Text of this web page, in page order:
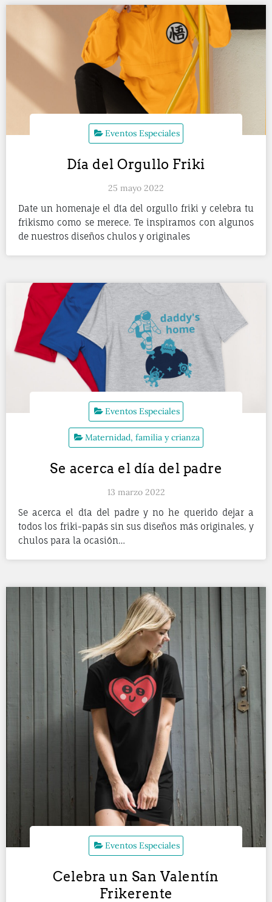
Eventos Especiales
Día del Orgullo Friki
25 mayo 2022
Date un homenaje el día del orgullo friki y celebra tu
frikismo como se merece. Te inspiramos con algunos
de nuestros diseños chulos y originales
Eventos Especiales
Maternidad, familia y crianza
Se acerca el día del padre
13 marzo 2022
Se acerca el día del padre y no he querido dejar a
todos los friki-papás sin sus diseños más originales, y
chulos para la ocasión…
Eventos Especiales
Celebra un San Valentín
Frikerente